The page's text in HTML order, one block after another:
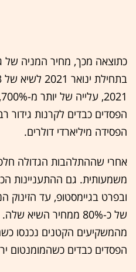
הפסידה מיליארדי דולרים.
אחרי שההתלהבות הגדולה
משמעותית. גם ההתעניינות
ובפרט בגיימסטופ, עד הזינוק
של כ-80% ממחיר השיא
מהמשקיעים הקטנים נכנסו
הפסדים כבדים כשהמומנטום